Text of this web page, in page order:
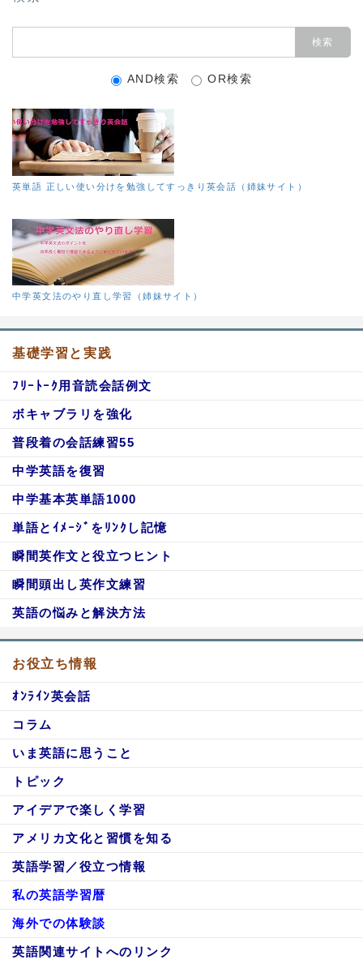
AND検索 OR検索
英単語 正しい使い分けを勉強してすっきり英会話（姉妹サイト）
中学英文法のやり直し学習（姉妹サイト）
基礎学習と実践
ﾌﾘｰﾄｰｸ用音読会話例文
ボキャブラリを強化
普段着の会話練習55
中学英語を復習
中学基本英単語1000
単語とｲﾒｰｼﾞをﾘﾝｸし記憶
瞬間英作文と役立つヒント
瞬間頭出し英作文練習
英語の悩みと解決方法
お役立ち情報
ｵﾝﾗｲﾝ英会話
コラム
いま英語に思うこと
トピック
アイデアで楽しく学習
アメリカ文化と習慣を知る
英語学習／役立つ情報
私の英語学習暦
海外での体験談
英語関連サイトへのリンク